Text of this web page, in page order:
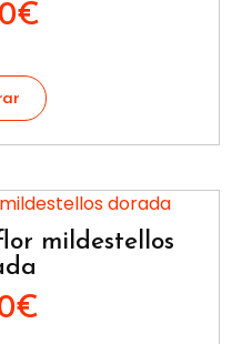
€
mildestellos
€